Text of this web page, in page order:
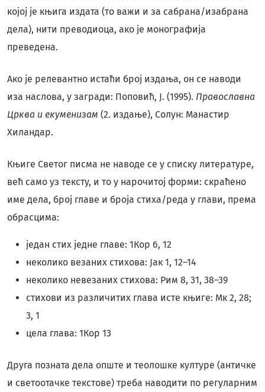
којој је књига издата (то важи и за сабрана/изабрана
дела), нити преводиоца, ако је монографија
преведена.
Ако је релевантно истаћи број издања, он се наводи
иза наслова, у загради: Поповић, Ј. (1995). Православна
Црква и екуменизам (2. издање), Солун: Манастир
Хиландар.
Књиге Светог писма не наводе се у списку литературе,
већ само уз тексту, и то у нарочитој форми: скраћено
име дела, број главе и броја стиха/реда у глави, према
обрасцима:
један стих једне главе: 1Кор 6, 12
неколико везаних стихова: Јак 1, 12–14
неколико невезаних стихова: Рим 8, 31, 38–39
стихови из различитих глава исте књиге: Мк 2, 28;
3, 1
цела глава: 1Кор 13
Друга позната дела опште и теолошке културе (античке
и светоотачке текстове) треба наводити по регуларним